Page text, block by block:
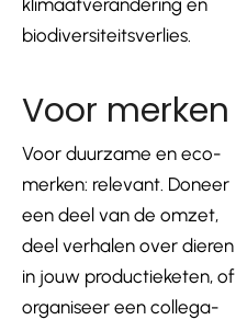
klimaatverandering en
biodiversiteitsverlies.
Voor merken
Voor duurzame en eco-
merken: relevant. Doneer
een deel van de omzet,
deel verhalen over dieren
in jouw productieketen, of
organiseer een collega-